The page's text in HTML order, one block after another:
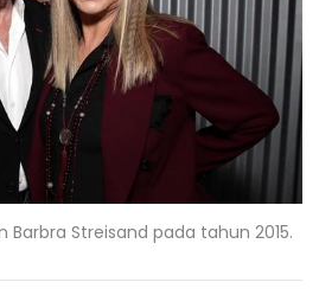
Barbra Streisand pada tahun 2015.